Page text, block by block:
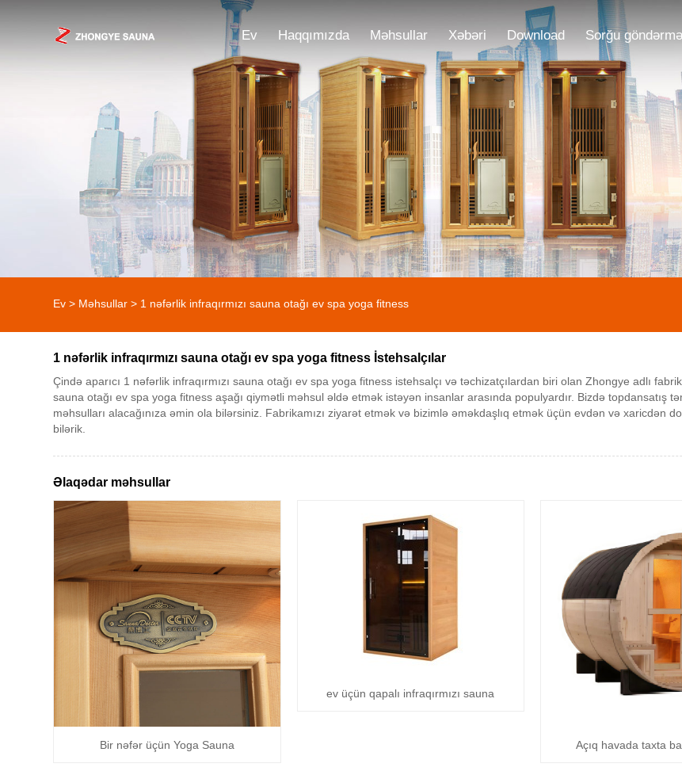
Ev Haqqımızda Məhsullar Xəbəri Download Sorğu
Ev > Məhsullar > 1 nəfərlik infraqırmızı sauna otağı ev spa yoga fitness
1 nəfərlik infraqırmızı sauna otağı ev spa yoga fitness İstehsalçılar
Çində aparıcı 1 nəfərlik infraqırmızı sauna otağı ev spa yoga fitness istehsalçı və təchizatçılardan biri olan Zhongye adlı
sauna otağı ev spa yoga fitness aşağı qiymətli məhsul əldə etmək istəyən insanlar arasında populyardır. Bizdə topdansatış
məhsulları alacağınıza əmin ola bilərsiniz. Fabrikamızı ziyarət etmək və bizimlə əməkdaşlıq etmək üçün evdən və xaricdən
bilərik.
Əlaqədar məhsullar
Bir nəfər üçün Yoga Sauna
ev üçün qapalı infraqırmızı sauna
Açıq havada taxta